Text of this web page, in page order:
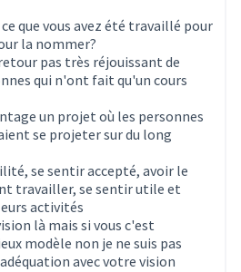
que vous avez été travaillé pour
la nommer?
pas très réjouissant de
qui n'ont fait qu'un cours
un projet où les personnes
se projeter sur du long
se sentir accepté, avoir le
travailler, se sentir utile et
activités
là mais si vous c'est
modèle non je ne suis pas
avec votre vision